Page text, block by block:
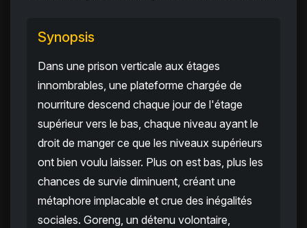
Synopsis
Dans une prison verticale aux étages
innombrables, une plateforme chargée de
nourriture descend chaque jour de l'étage
supérieur vers le bas, chaque niveau ayant le
droit de manger ce que les niveaux supérieurs
ont bien voulu laisser. Plus on est bas, plus les
chances de survie diminuent, créant une
métaphore implacable et crue des inégalités
sociales. Goreng, un détenu volontaire,